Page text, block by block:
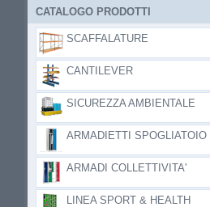
CATALOGO PRODOTTI
SCAFFALATURE
CANTILEVER
SICUREZZA AMBIENTALE
ARMADIETTI SPOGLIATOIO
ARMADI COLLETTIVITA'
LINEA SPORT & HEALTH